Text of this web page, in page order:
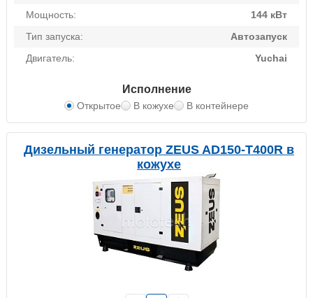
Мощность:
144 кВт
Тип запуска:
Автозапуск
Двигатель:
Yuchai
Исполнение
Открытое В кожухе В контейнере
Дизельный генератор ZEUS AD150-T400R в
кожухе